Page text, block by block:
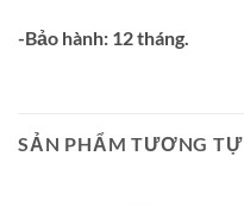
-Bảo hành: 12 tháng.
SẢN PHẨM TƯƠNG TỰ